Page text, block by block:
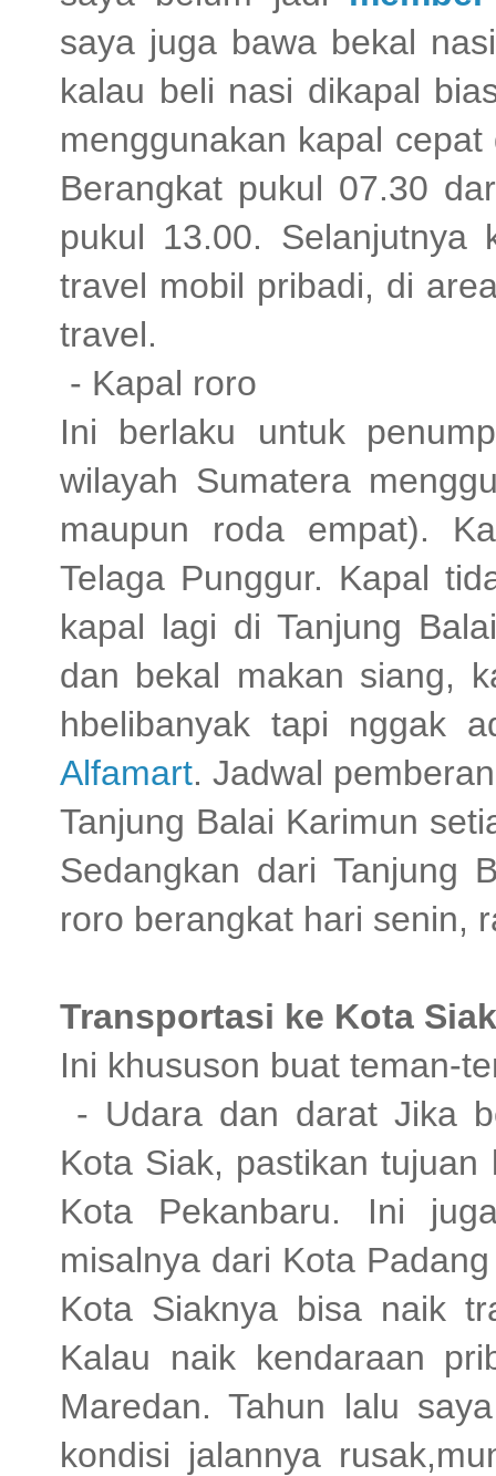
saya juga bawa bekal
kalau beli nasi dikapal
menggunakan kapal
Berangkat pukul 07.30
pukul 13.00. Selanjutnya
travel mobil pribadi, di
travel.
- Kapal roro
Ini berlaku untuk
wilayah Sumatera
maupun roda empat).
Telaga Punggur. Kapal
kapal lagi di Tanjung
dan bekal makan siang,
hbelibanyak tapi nggak
Alfamart. Jadwal
Tanjung Balai Karimun
Sedangkan dari Tanjung
roro berangkat hari senin,
Transportasi ke Kota
Ini khususon buat teman-
- Udara dan darat Jika
Kota Siak, pastikan
Kota Pekanbaru. Ini
misalnya dari Kota
Kota Siaknya bisa naik
Kalau naik kendaraan
Maredan. Tahun lalu
kondisi jalannya